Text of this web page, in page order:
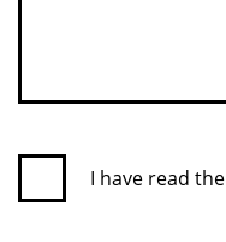
I have read the